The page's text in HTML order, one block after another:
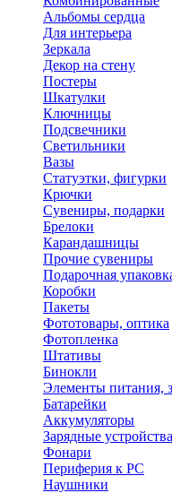
Альбомы сердца
Для интерьера
Зеркала
Декор на стену
Постеры
Шкатулки
Ключницы
Подсвечники
Светильники
Вазы
Статуэтки, фигурки
Крючки
Сувениры, подарки
Брелоки
Карандашницы
Прочие сувениры
Подарочная
Коробки
Пакеты
Фототовары, оптика
Фотопленка
Штативы
Бинокли
Элементы питания,
Батарейки
Аккумуляторы
Зарядные устройства
Фонари
Периферия к PC
Наушники